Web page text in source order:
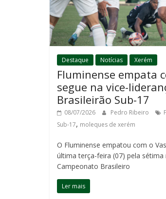
Destaque Notícias Xerém
Fluminense empata
segue na vice-
Brasileirão Sub-17
08/07/2026 Pedro Ribeiro
Sub-17, moleques de xerém
O Fluminense empatou com o
última terça-feira (07) pela sétima
Campeonato Brasileiro
Ler mais